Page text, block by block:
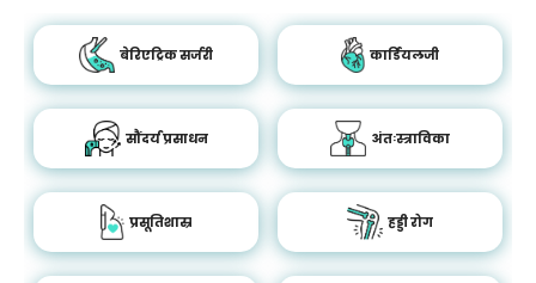
बेरिएट्रिक सर्जरी कार्डियलजी
सौंदर्य प्रसाधन अंतःस्त्राविका
प्रसूतिशास्र हड्डी रोग